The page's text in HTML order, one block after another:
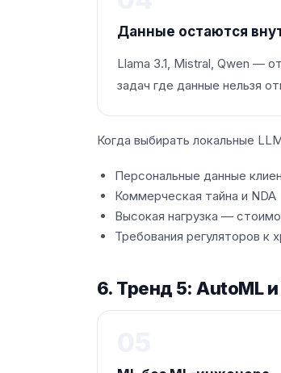
Данные остаются
Llama 3.1, Mistral, Qwen —
задач где данные нельзя
Когда выбирать локальные
Персональные данные
Коммерческая тайна и NDA
Высокая нагрузка —
Требования регуляторов к
6. Тренд 5: AutoML и